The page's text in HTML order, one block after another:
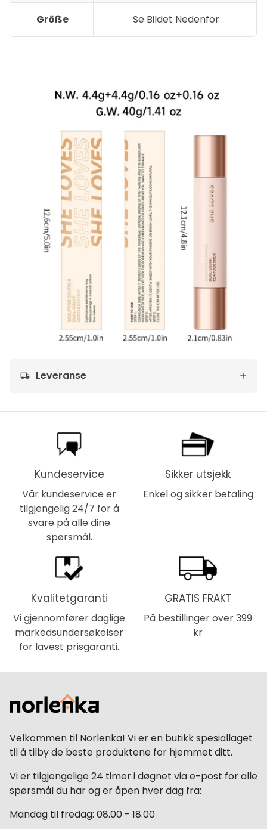
Größe Se Bildet Nedenfor
local_shipping Leveranse
Kundeservice
Vår kundeservice er
tilgjengelig 24/7 for å
svare på alle dine
spørsmål.
Sikker utsjekk
Enkel og sikker betaling
Kvalitetgaranti
Vi gjennomfører daglige
markedsundersøkelser
for lavest prisgaranti.
GRATIS FRAKT
På bestillinger over 399
kr
Velkommen til Norlenka! Vi er en butikk spesiallaget
til å tilby de beste produktene for hjemmet ditt.
Vi er tilgjengelige 24 timer i døgnet via e-post for alle
spørsmål du har og er åpen hver dag fra:
Mandag til fredag: 08.00 - 18.00